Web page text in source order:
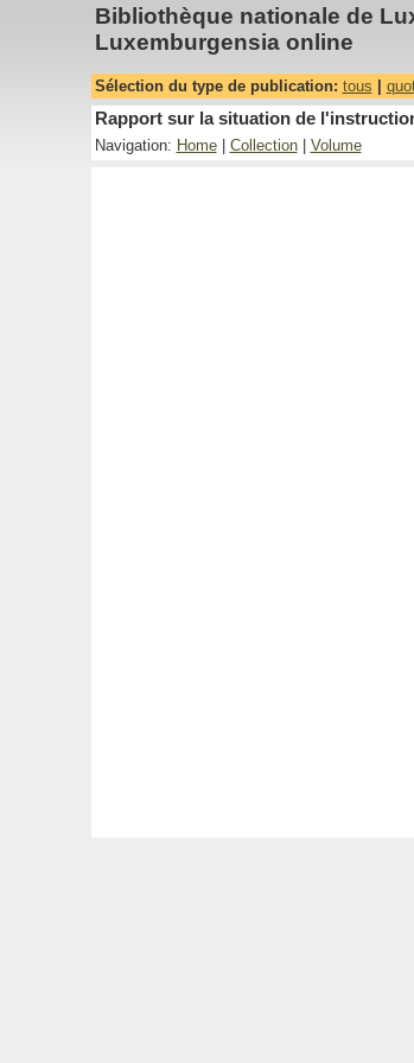
Bibliothèque nationale de
Luxemburgensia online
Sélection du type de publication: tous
Rapport sur la situation de
Navigation: Home| Collection| Volume